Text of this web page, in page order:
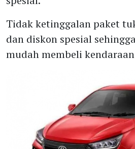
Tidak ketinggalan paket
dan diskon spesial
mudah membeli